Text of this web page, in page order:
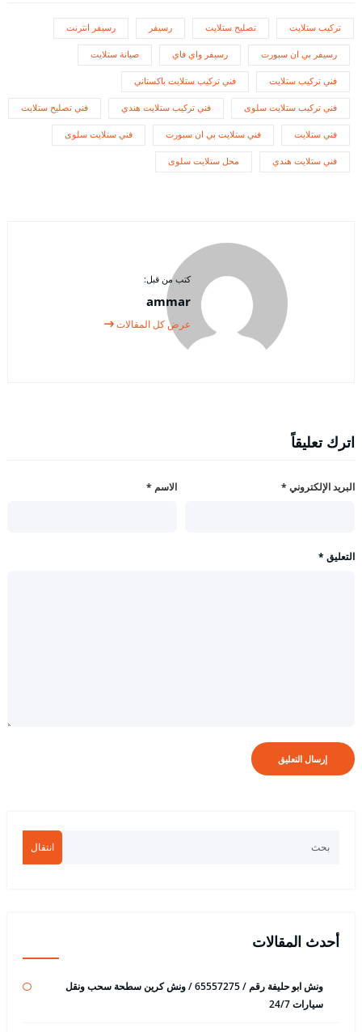
تركيب ستلايت تصليح ستلايت رسيفر رسيفر انترنت
رسيفر بي ان سبورت رسيفر واي فاي صيانة ستلايت
فني تركيب ستلايت فني تركيب ستلايت باكستاني
فني تركيب ستلايت سلوى فني تركيب ستلايت هندي فني تصليح ستلايت
فني ستلايت فني ستلايت بي ان سبورت فني ستلايت سلوى
فني ستلايت هندي محل ستلايت سلوى
كتب من قبل:
ammar
عرض كل المقالات
اترك تعليقاً
الاسم * البريد الإلكتروني *
التعليق *
انتقال
أحدث المقالات
ونش ابو حليفة رقم / 65557275 / ونش كرين سطحة سحب ونقل
سيارات 24/7